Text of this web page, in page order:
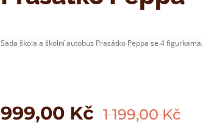
Sada škola a školní autobus Prasátko Peppa se 4 figurkama.
999,00 Kč 1 199,00Kč